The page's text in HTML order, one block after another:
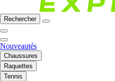
Rechercher
Nouveautés
Chaussures
Raquettes
Tennis